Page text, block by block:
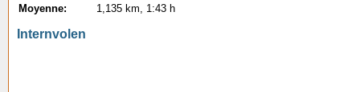
Moyenne:
1,135 km, 1:43 h
Internvolen